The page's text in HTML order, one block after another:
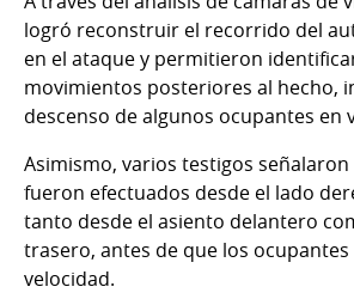
logró reconstruir el recorrido del
en el ataque y permitieron
movimientos posteriores al hecho,
descenso de algunos ocupantes en
Asimismo, varios testigos
fueron efectuados desde el lado
tanto desde el asiento delantero
trasero, antes de que los ocupantes
velocidad.